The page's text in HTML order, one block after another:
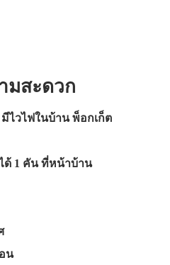
มสะดวก
ไวไฟในบ้าน พ็อกเก็ต
ด้ 1 คัน ที่หน้าบ้าน
น